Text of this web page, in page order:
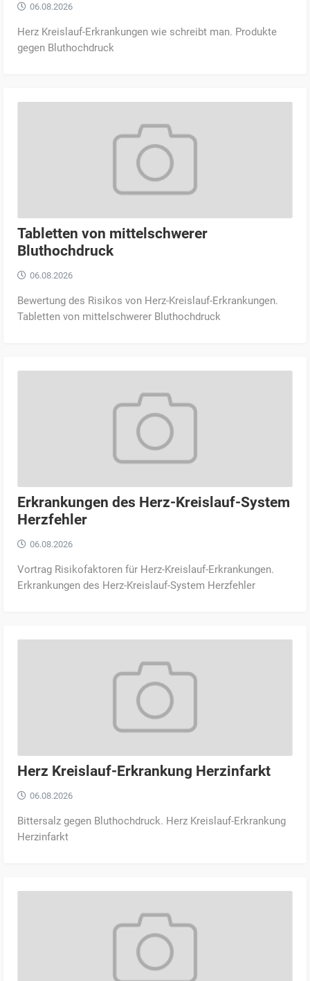
06.08.2026
Herz Kreislauf-Erkrankungen wie schreibt man. Produkte
gegen Bluthochdruck
Tabletten von mittelschwerer
Bluthochdruck
06.08.2026
Bewertung des Risikos von Herz-Kreislauf-Erkrankungen.
Tabletten von mittelschwerer Bluthochdruck
Erkrankungen des Herz-Kreislauf-System
Herzfehler
06.08.2026
Vortrag Risikofaktoren für Herz-Kreislauf-Erkrankungen.
Erkrankungen des Herz-Kreislauf-System Herzfehler
Herz Kreislauf-Erkrankung Herzinfarkt
06.08.2026
Bittersalz gegen Bluthochdruck. Herz Kreislauf-Erkrankung
Herzinfarkt